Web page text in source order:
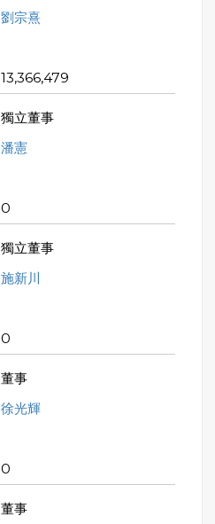
劉宗熹
13,366,479
獨立董事
潘憲
0
獨立董事
施新川
0
董事
徐光輝
0
董事